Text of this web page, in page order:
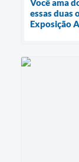
Você ama
essas duas
Exposição